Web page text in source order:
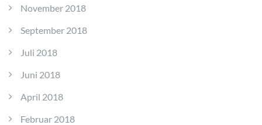
November 2018
September 2018
Juli 2018
Juni 2018
April 2018
Februar 2018